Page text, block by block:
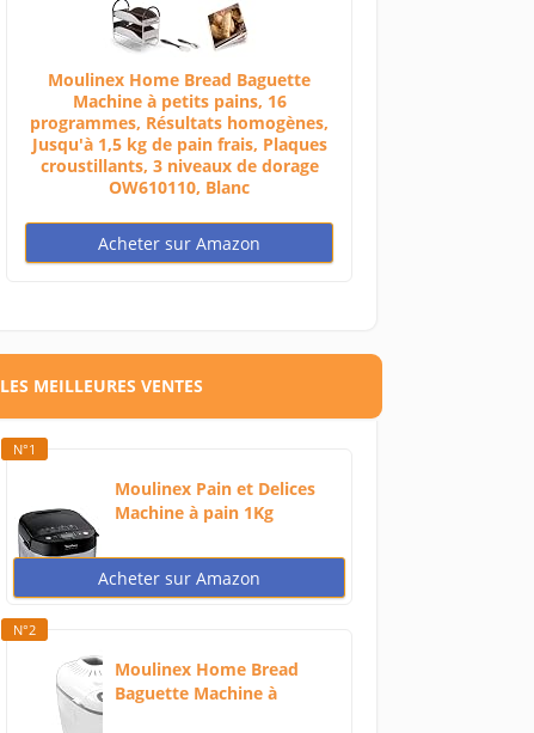
Moulinex Home Bread Baguette
Machine à petits pains, 16
programmes, Résultats homogènes,
Jusqu'à 1,5 kg de pain frais, Plaques
croustillants, 3 niveaux de dorage
OW610110, Blanc
Acheter sur Amazon
LES MEILLEURES VENTES
N°1
Moulinex Pain et Delices
Machine à pain 1Kg
Acheter sur Amazon
N°2
Moulinex Home Bread
Baguette Machine à